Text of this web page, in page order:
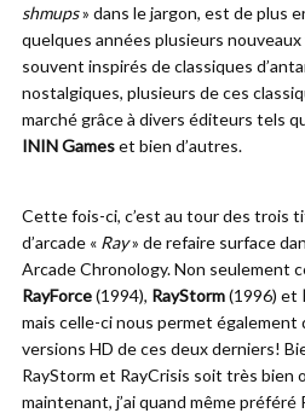
shmups» dans le jargon, est de plus
quelques années plusieurs
souvent inspirés de classiques
nostalgiques, plusieurs de ces
marché grâce à divers éditeurs tels
ININ Gameset bien d’autres.
Cette fois-ci, c’est au tour des trois
d’arcade « Ray» de refaire surface
Arcade Chronology. Non seulement
RayForce(1994), RayStorm(1996) et
mais celle-ci nous permet également
versions HD de ces deux derniers!
RayStorm et RayCrisis soit très bien
maintenant, j’ai quand même préféré